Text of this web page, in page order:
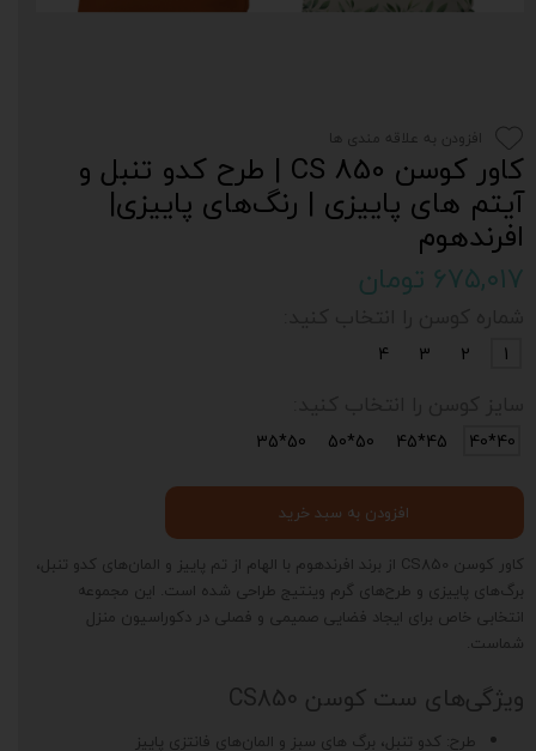
کاور کوسن CS 850 | طرح کدو تنبل و
آیتم های پاییزی | رنگ‌های پاییزی|
افرندهوم
۶۷۵,۰۱۷ تومان
کاور کوسن CS850 از برند افرندهوم با الهام از تم پاییز و المان‌های کدو تنبل،
برگ‌های پاییزی و طرح‌های گرم وینتیج طراحی شده است. این مجموعه
انتخابی خاص برای ایجاد فضایی صمیمی و فصلی در دکوراسیون منزل
شماست.
ویژگی‌های ست کوسن CS850
طرح: کدو تنبل، برگ های سبز و المان‌های فانتزی پاییز
1
2
3
4
40*40
45*45
50*50
50*35
افزودن به سبد خرید
افزودن به علاقه مندی ها